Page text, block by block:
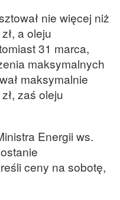
nie więcej niż
a oleju
31 marca,
maksymalnych
maksymalnie
zaś oleju
Energii ws.
ceny na sobotę,